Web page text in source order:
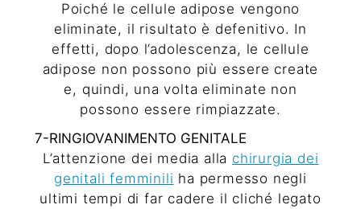
Poiché le cellule adipose vengono
eliminate, il risultato è defenitivo. In
effetti, dopo l’adolescenza, le cellule
adipose non possono più essere create
e, quindi, una volta eliminate non
possono essere rimpiazzate.
7-RINGIOVANIMENTO GENITALE
L’attenzione dei media alla chirurgia dei
genitali femminili ha permesso negli
ultimi tempi di far cadere il cliché legato